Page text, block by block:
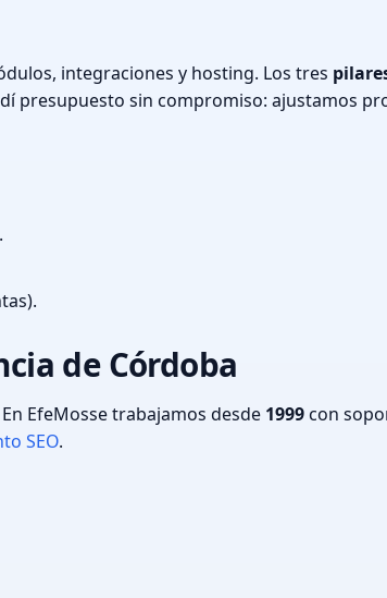
integraciones y hosting. Los tres
presupuesto sin compromiso: ajustamos
de Córdoba
En EfeMosse trabajamos desde 1999con
SEO.